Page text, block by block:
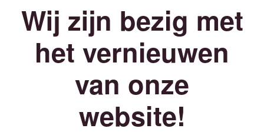
Wij zijn bezig met
het vernieuwen
van onze
website!